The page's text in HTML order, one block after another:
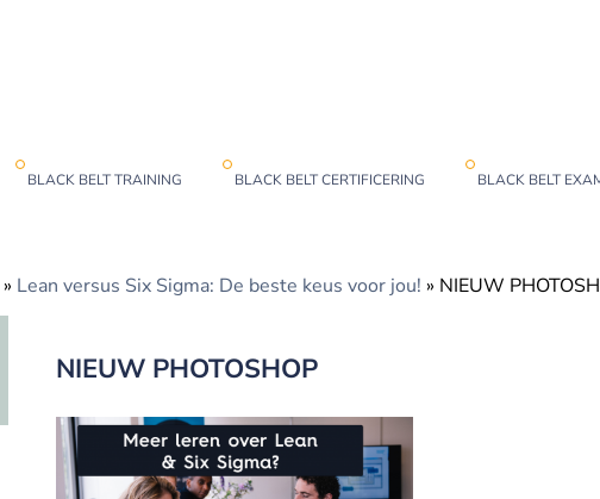
BLACK BELT TRAINING BLACK BELT CERTIFICERING BLACK BELT
» Lean versus Six Sigma: De beste keus voor jou! » NIEUW
NIEUW PHOTOSHOP